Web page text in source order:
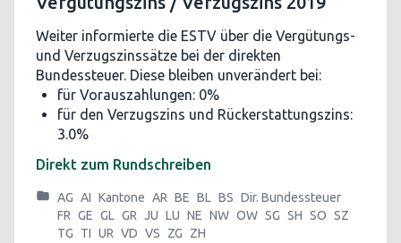
Weiter informierte die ESTV über die Vergütungs-
und Verzugszinssätze bei der direkten
Bundessteuer. Diese bleiben unverändert bei:
für Vorauszahlungen: 0%
für den Verzugszins und Rückerstattungszins:
3.0%
Direkt zum Rundschreiben
AG AI Kantone AR BE BL BS Dir. Bundessteuer
FR GE GL GR JU LU NE NW OW SG SH SO SZ
TG
TI UR VD VS ZG
ZH